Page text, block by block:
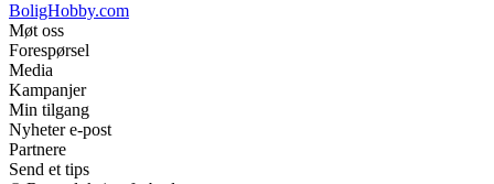
BoligHobby.com
Møt oss
Forespørsel
Media
Kampanjer
Min tilgang
Nyheter e-post
Partnere
Send et tips